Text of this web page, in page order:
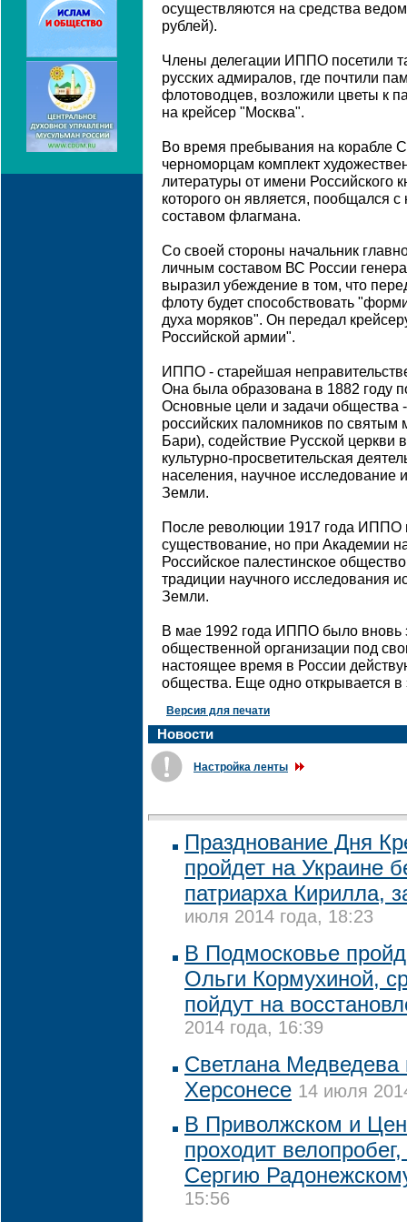
осуществляются на средства
рублей).
Члены делегации ИППО посетили
русских адмиралов, где почтили
флотоводцев, возложили цветы к
на крейсер "Москва".
Во время пребывания на корабле
черноморцам комплект
литературы от имени Российского
которого он является, пообщался
составом флагмана.
Со своей стороны начальник
личным составом ВС России
выразил убеждение в том, что
флоту будет способствовать
духа моряков". Он передал
Российской армии".
ИППО - старейшая
Она была образована в 1882 году
Основные цели и задачи общества
российских паломников по
Бари), содействие Русской церкви
культурно-просветительская
населения, научное исследование
Земли.
После революции 1917 года ИППО
существование, но при Академии
Российское палестинское
традиции научного исследования
Земли.
В мае 1992 года ИППО было вновь
общественной организации под
настоящее время в России
общества. Еще одно открывается в
Версия для печати
Новости
Настройка ленты
Празднование Дня
пройдет на Украине
патриарха Кирилла,
июля 2014 года, 18:23
В Подмосковье
Ольги Кормухиной,
пойдут на
2014 года, 16:39
Светлана Медведева
Херсонесе 14 июля
В Приволжском и
проходит
Сергию
15:56